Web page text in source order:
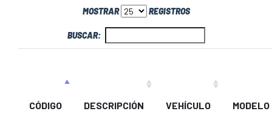
MOSTRAR REGISTROS
BUSCAR:
CÓDIGO DESCRIPCIÓN VEHÍCULO MODELO